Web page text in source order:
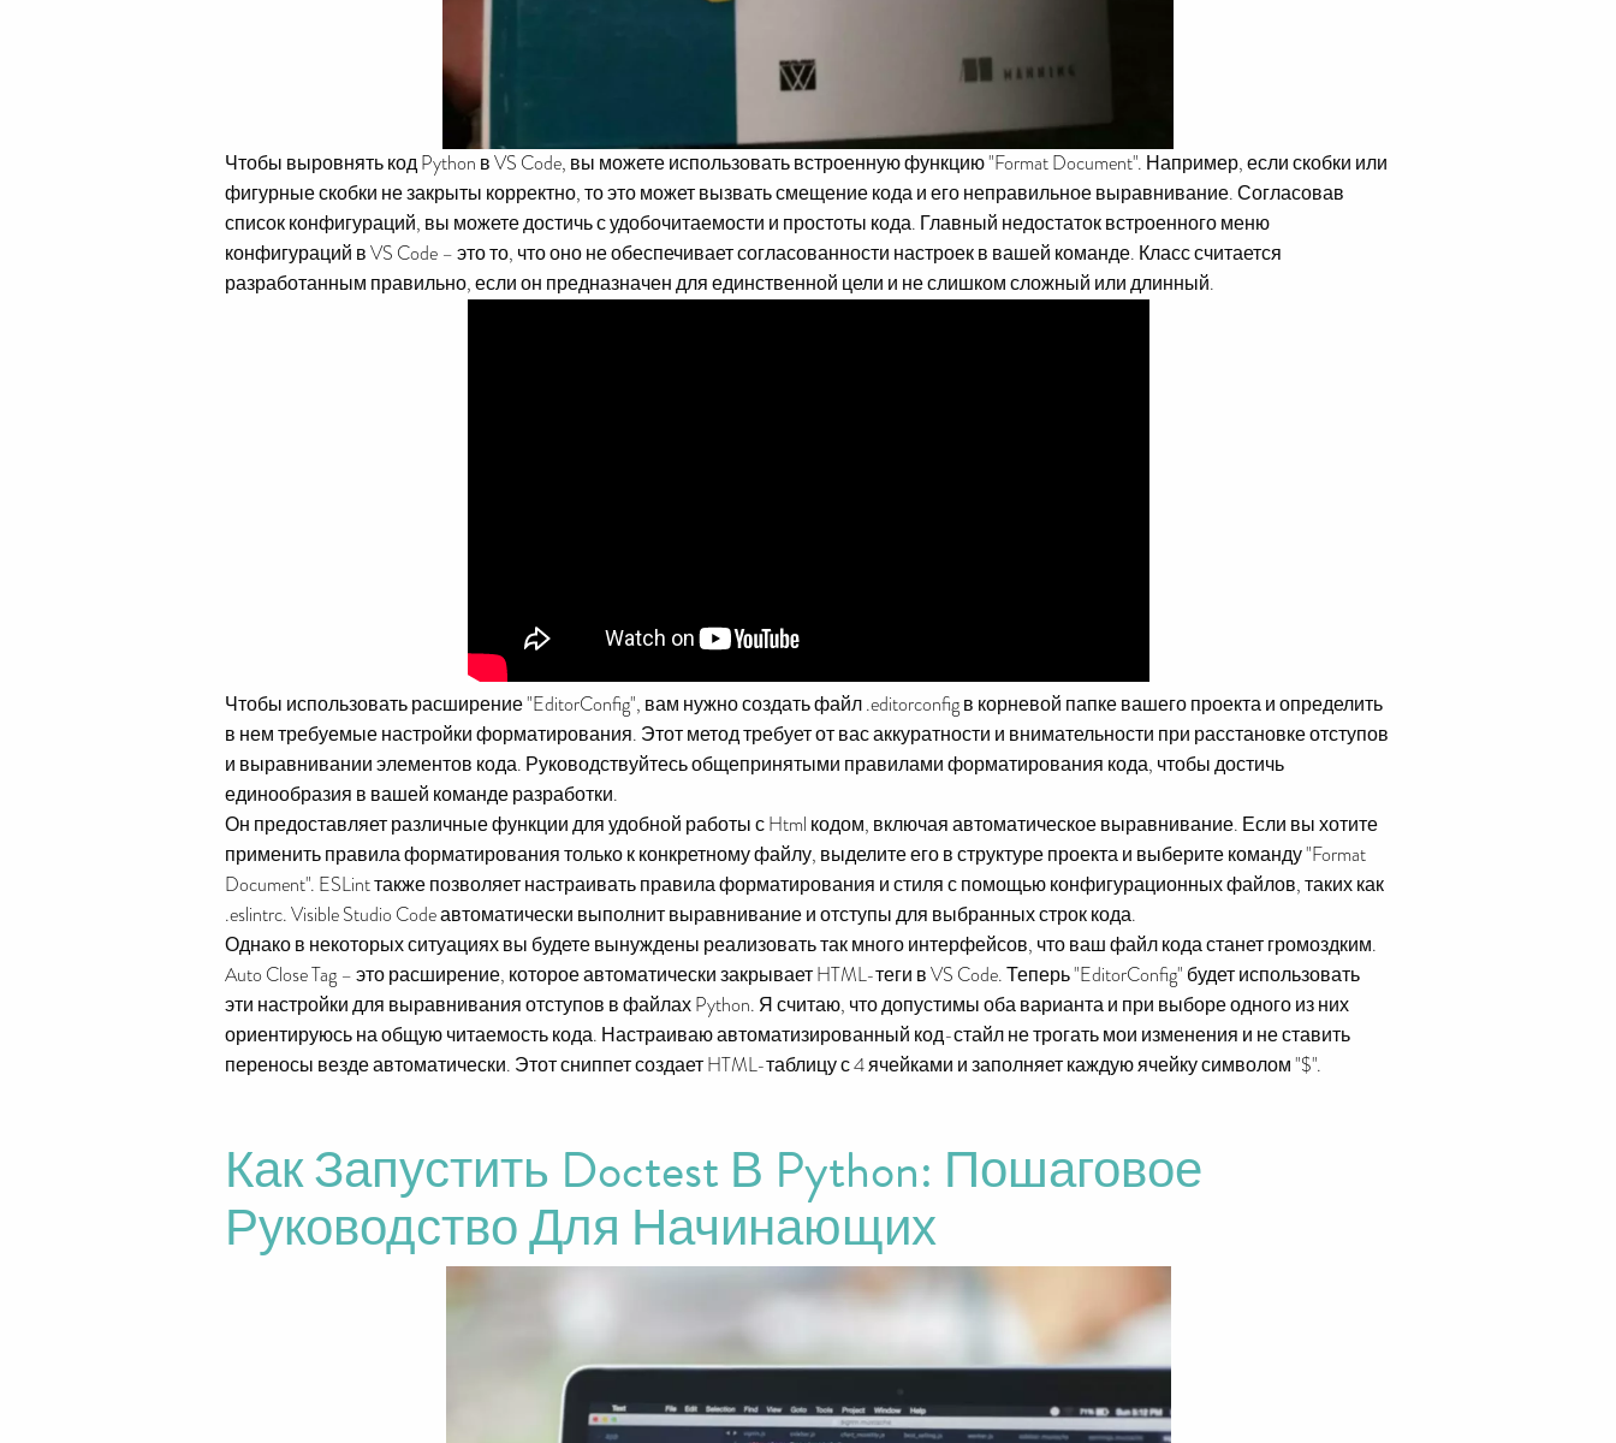
Чтобы выровнять код Python в VS Code, вы можете использовать встроенную функцию "Format Document". Например, если скобки или
фигурные скобки не закрыты корректно, то это может вызвать смещение кода и его неправильное выравнивание. Согласовав
список конфигураций, вы можете достичь с удобочитаемости и простоты кода. Главный недостаток встроенного меню
конфигураций в VS Code – это то, что оно не обеспечивает согласованности настроек в вашей команде. Класс считается
разработанным правильно, если он предназначен для единственной цели и не слишком сложный или длинный.
Чтобы использовать расширение "EditorConfig", вам нужно создать файл .editorconfig в корневой папке вашего проекта и определить
в нем требуемые настройки форматирования. Этот метод требует от вас аккуратности и внимательности при расстановке отступов
и выравнивании элементов кода. Руководствуйтесь общепринятыми правилами форматирования кода, чтобы достичь
единообразия в вашей команде разработки.
Он предоставляет различные функции для удобной работы с Html кодом, включая автоматическое выравнивание. Если вы хотите
применить правила форматирования только к конкретному файлу, выделите его в структуре проекта и выберите команду "Format
Document". ESLint также позволяет настраивать правила форматирования и стиля с помощью конфигурационных файлов, таких как
.eslintrc. Visible Studio Code автоматически выполнит выравнивание и отступы для выбранных строк кода.
Однако в некоторых ситуациях вы будете вынуждены реализовать так много интерфейсов, что ваш файл кода станет громоздким.
Auto Close Tag – это расширение, которое автоматически закрывает HTML-теги в VS Code. Теперь "EditorConfig" будет использовать
эти настройки для выравнивания отступов в файлах Python. Я считаю, что допустимы оба варианта и при выборе одного из них
ориентируюсь на общую читаемость кода. Настраиваю автоматизированный код-стайл не трогать мои изменения и не ставить
переносы везде автоматически. Этот сниппет создает HTML-таблицу с 4 ячейками и заполняет каждую ячейку символом "$".
Как Запустить Doctest В Python: Пошаговое
Руководство Для Начинающих